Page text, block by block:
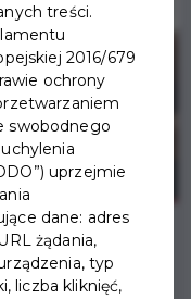
treści.
2016/679
ochrony
swobodnego
uprzejmie
dane: adres
żądania,
typ
liczba kliknięć,